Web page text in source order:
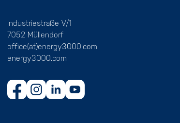
Industriestraße V/1
7052 Müllendorf
office(at)energy3000.com
energy3000.com